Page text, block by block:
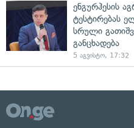
ენგურჰესის
ტესტირებას
სრული
განცხადება
5 აგვისტო, 17:32